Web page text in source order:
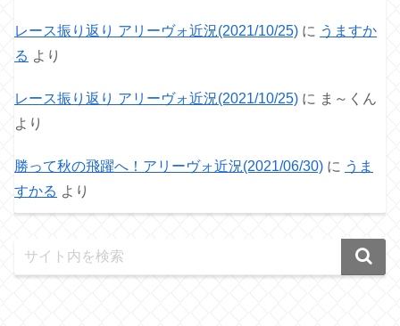
レース振り返り アリーヴォ近況(2021/10/25) に うますか
る より
レース振り返り アリーヴォ近況(2021/10/25) に ま～くん
より
勝って秋の飛躍へ！アリーヴォ近況(2021/06/30) に うま
すかる より